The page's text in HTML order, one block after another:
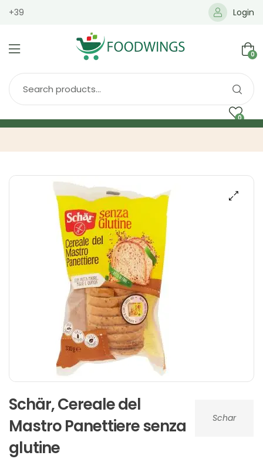
+39 Login
0
0
Schar
Schär, Cereale del
Mastro Panettiere senza
glutine